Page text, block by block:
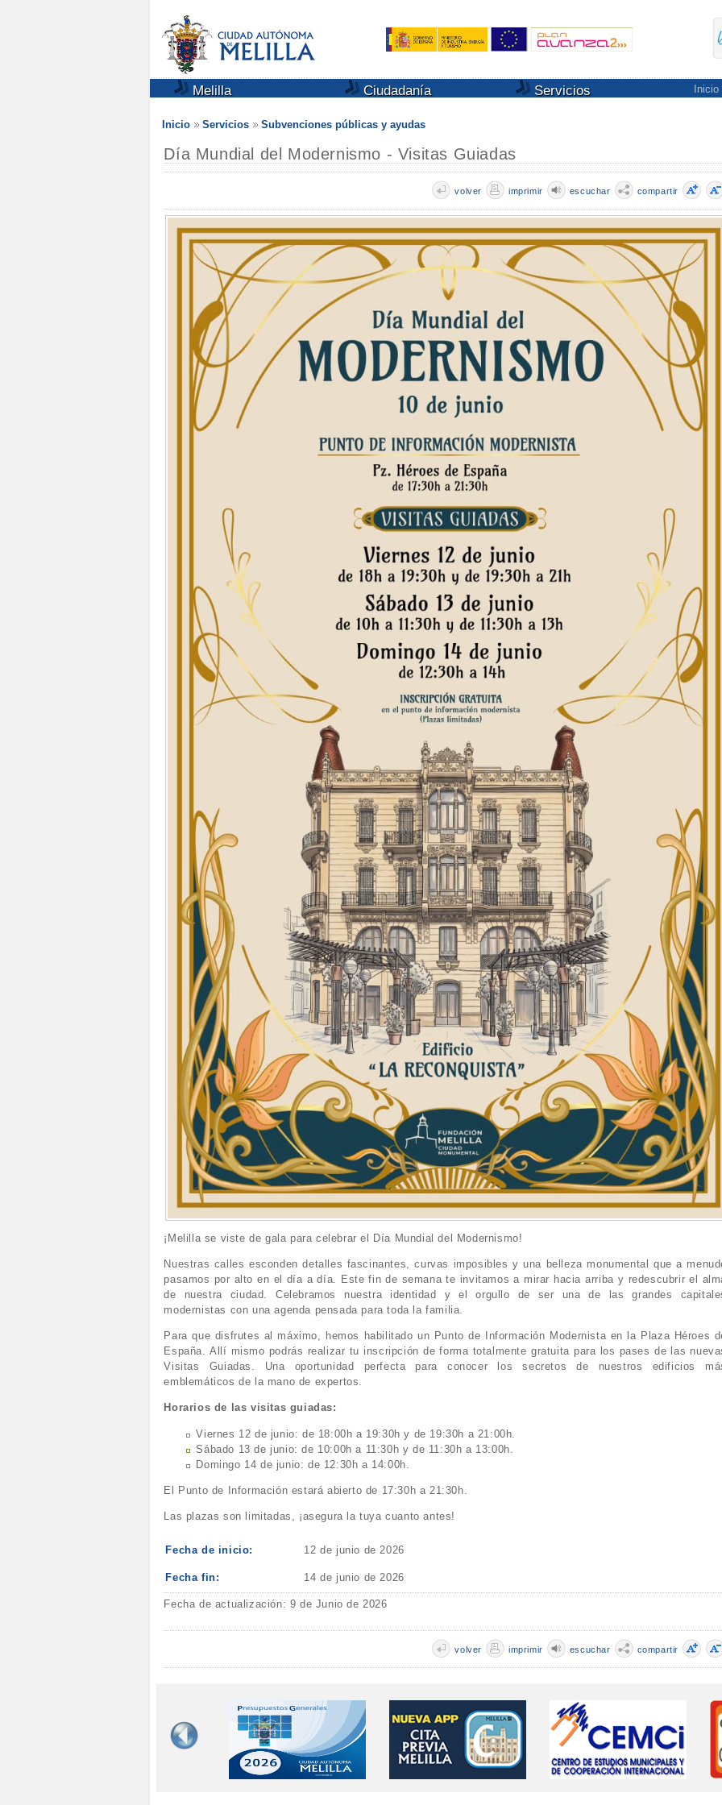
Melilla Ciudadanía Servicios Inicio
Inicio Servicios Subvenciones públicas y ayudas
Día Mundial del Modernismo - Visitas Guiadas
compartir
escuchar
imprimir
volver
¡Melilla se viste de gala para celebrar el Día Mundial del Modernismo!
Nuestras calles esconden detalles fascinantes, curvas imposibles y una belleza monumental que a
pasamos por alto en el día a día. Este fin de semana te invitamos a mirar hacia arriba y redescubrir el
de nuestra ciudad. Celebramos nuestra identidad y el orgullo de ser una de las grandes
modernistas con una agenda pensada para toda la familia.
Para que disfrutes al máximo, hemos habilitado un Punto de Información Modernista en la Plaza Héroes
España. Allí mismo podrás realizar tu inscripción de forma totalmente gratuita para los pases de las
Visitas Guiadas. Una oportunidad perfecta para conocer los secretos de nuestros edificios
emblemáticos de la mano de expertos.
Horarios de las visitas guiadas:
Viernes 12 de junio: de 18:00h a 19:30h y de 19:30h a 21:00h.
Sábado 13 de junio: de 10:00h a 11:30h y de 11:30h a 13:00h.
Domingo 14 de junio: de 12:30h a 14:00h.
El Punto de Información estará abierto de 17:30h a 21:30h.
Las plazas son limitadas, ¡asegura la tuya cuanto antes!
Fecha de inicio: 12 de junio de 2026
Fecha fin: 14 de junio de 2026
Fecha de actualización: 9 de Junio de 2026
compartir
escuchar
imprimir
volver